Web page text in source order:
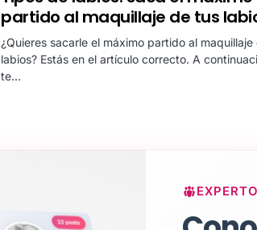
partido al maquillaje de tus
¿Quieres sacarle el máximo partido al maquillaje
labios? Estás en el artículo correcto. A
te…